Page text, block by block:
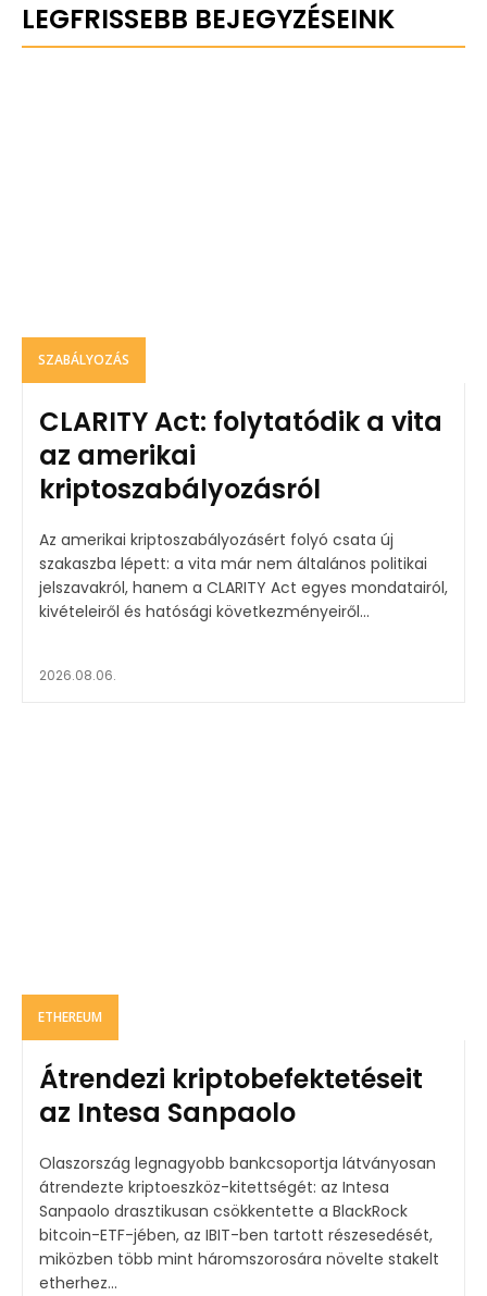
LEGFRISSEBB BEJEGYZÉSEINK
SZABÁLYOZÁS
CLARITY Act: folytatódik a vita
az amerikai
kriptoszabályozásról
Az amerikai kriptoszabályozásért folyó csata új
szakaszba lépett: a vita már nem általános politikai
jelszavakról, hanem a CLARITY Act egyes mondatairól,
kivételeiről és hatósági következményeiről...
2026.08.06.
ETHEREUM
Átrendezi kriptobefektetéseit
az Intesa Sanpaolo
Olaszország legnagyobb bankcsoportja látványosan
átrendezte kriptoeszköz-kitettségét: az Intesa
Sanpaolo drasztikusan csökkentette a BlackRock
bitcoin-ETF-jében, az IBIT-ben tartott részesedését,
miközben több mint háromszorosára növelte stakelt
etherhez...